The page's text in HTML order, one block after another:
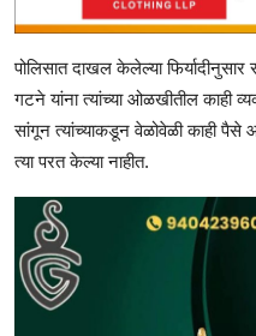
पोलिसात दाखल केलेल्या
गटने यांना त्यांच्या ओळखीतील काही
सांगून त्यांच्याकडून वेळोवेळी काही पैसे
त्या परत केल्या नाहीत.